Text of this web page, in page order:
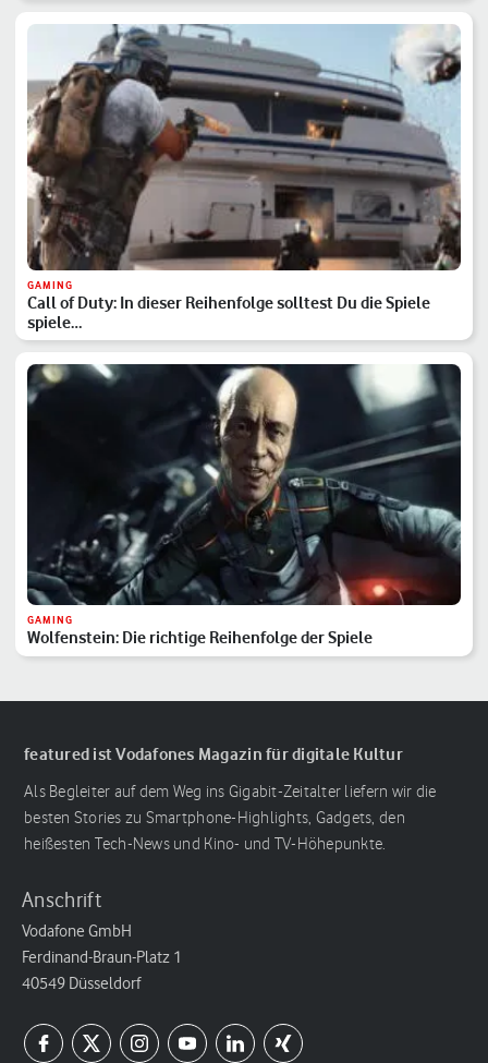
GAMING
Call of Duty: In dieser Reihenfolge solltest Du die Spiele
spiele…
GAMING
Wolfenstein: Die richtige Reihenfolge der Spiele
featured ist Vodafones Magazin für digitale Kultur
Als Begleiter auf dem Weg ins Gigabit-Zeitalter liefern wir die
besten Stories zu Smartphone-Highlights, Gadgets, den
heißesten Tech-News und Kino- und TV-Höhepunkte.
Anschrift
Vodafone GmbH
Ferdinand-Braun-Platz 1
40549 Düsseldorf